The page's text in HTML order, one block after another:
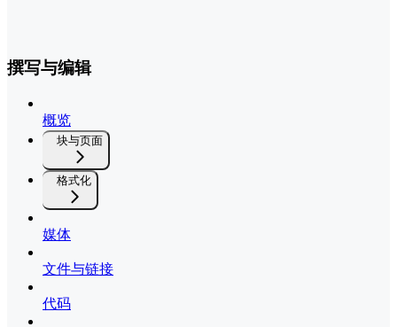
撰写与编辑
概览
块与页面
格式化
媒体
文件与链接
代码